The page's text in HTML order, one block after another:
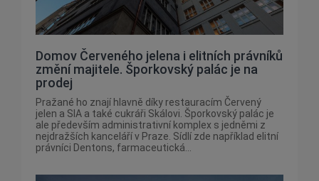
Domov Červeného jelena i elitních právníků
změní majitele. Šporkovský palác je na
prodej
Pražané ho znají hlavně díky restauracím Červený
jelen a SIA a také cukráři Skálovi. Šporkovský palác je
ale především administrativní komplex s jedněmi z
nejdražších kanceláří v Praze. Sídlí zde například elitní
právníci Dentons, farmaceutická...